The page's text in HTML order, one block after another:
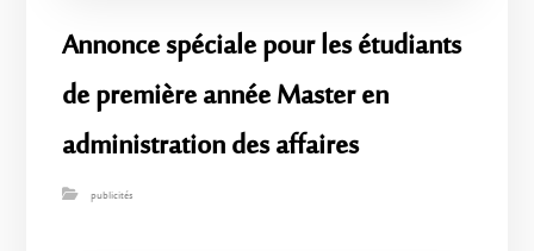
Annonce spéciale pour les étudiants
de première année Master en
administration des affaires
publicités